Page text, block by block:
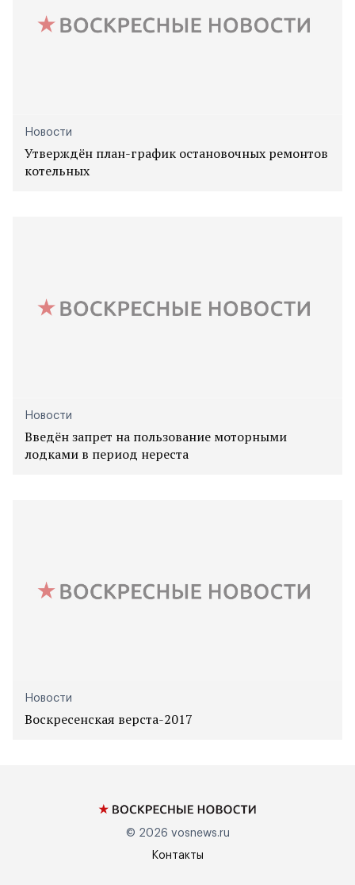
Новости
Утверждён план-график остановочных ремонтов
котельных
Новости
Введён запрет на пользование моторными
лодками в период нереста
Новости
Воскресенская верста-2017
© 2026 vosnews.ru
Контакты